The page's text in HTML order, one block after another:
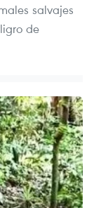
salvajes
de